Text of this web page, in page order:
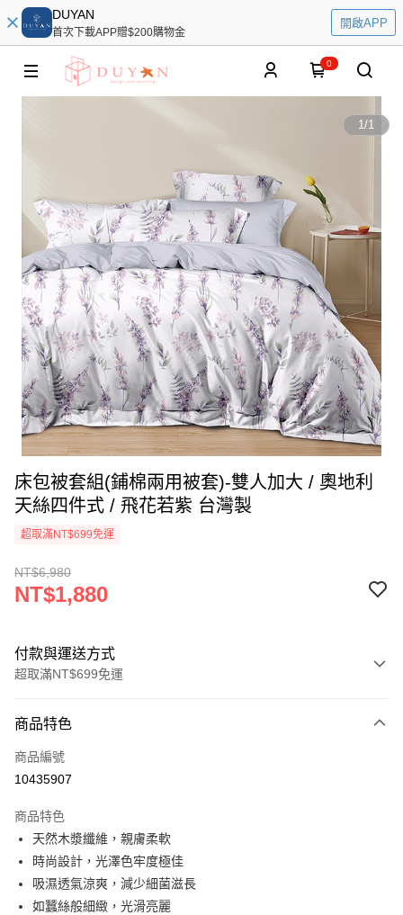
DUYAN
首次下載APP贈$200購物金
開啟APP
0
1/1
床包被套組(鋪棉兩用被套)-雙人加大 / 奧地利
天絲四件式 / 飛花若紫 台灣製
超取滿NT$699免運
NT$6,980
NT$1,880
付款與運送方式
超取滿NT$699免運
信用卡一次付款
信用卡分期付款
合作金庫商業銀行
華南商業銀行
上海商業儲蓄銀行
國泰世華商業銀行
臺灣中小企業銀行
超商取貨付款
LINE Pay
Apple Pay
商品特色
商品編號
10435907
商品特色
天然木漿纖維，親膚柔軟
時尚設計，光澤色牢度極佳
吸濕透氣涼爽，減少細菌滋長
如蠶絲般細緻，光滑亮麗